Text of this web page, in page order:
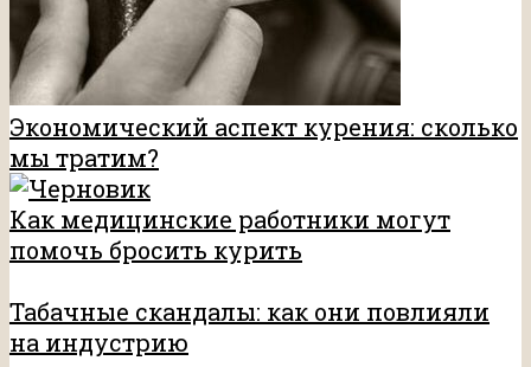
Экономический аспект курения: сколько
мы тратим?
Как медицинские работники могут
помочь бросить курить
Табачные скандалы: как они повлияли
на индустрию